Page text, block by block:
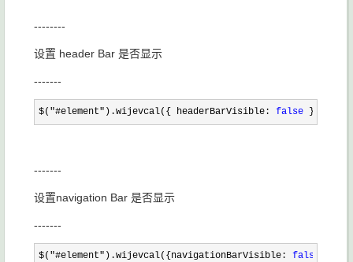
--------
设置 header Bar 是否显示
-------
$("#element").wijevcal({ headerBarVisible: false });
-------
设置navigation Bar 是否显示
-------
$("#element").wijevcal({navigationBarVisible: false